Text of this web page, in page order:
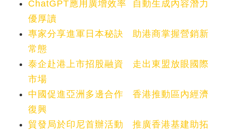
ChatGPT應用廣增效率 自動生成內容潛力
優厚讀
專家分享進軍日本秘訣 助港商掌握營銷新
常態
泰企赴港上市招股融資 走出東盟放眼國際
市場
中國促進亞洲多邊合作 香港推動區內經濟
復興
貿發局於印尼首辦活動 推廣香港基建助拓